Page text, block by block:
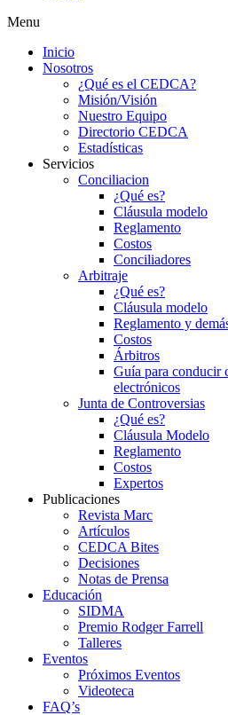
Menu
Inicio
Nosotros
¿Qué es el CEDCA?
Misión/Visión
Nuestro Equipo
Directorio CEDCA
Estadísticas
Servicios
Conciliacion
¿Qué es?
Cláusula modelo
Reglamento
Costos
Conciliadores
Arbitraje
¿Qué es?
Cláusula modelo
Reglamento y
Costos
Árbitros
Guía para conducir
electrónicos
Junta de Controversias
¿Qué es?
Cláusula Modelo
Reglamento
Costos
Expertos
Publicaciones
Revista Marc
Artículos
CEDCA Bites
Decisiones
Notas de Prensa
Educación
SIDMA
Premio Rodger Farrell
Talleres
Eventos
Próximos Eventos
Videoteca
FAQ’s